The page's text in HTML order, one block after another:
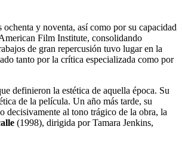
y noventa, así como por su capacidad
Film Institute, consolidando
de gran repercusión tuvo lugar en la
tanto por la crítica especializada como por
definieron la estética de aquella época. Su
de la película. Un año más tarde, su
decisivamente al tono trágico de la obra, la
(1998), dirigida por Tamara Jenkins,